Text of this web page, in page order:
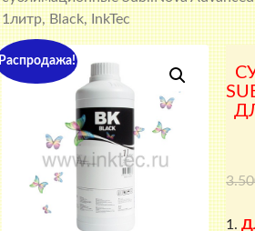
1литр, Black, InkTec
Распродажа!
1.